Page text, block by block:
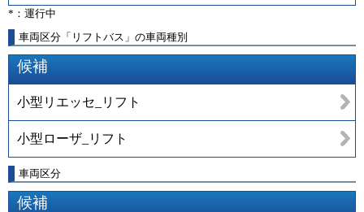
*：運行中
車両区分「リフトバス」の車両種別
候補
小型リエッセ_リフト
小型ローザ_リフト
車両区分
候補